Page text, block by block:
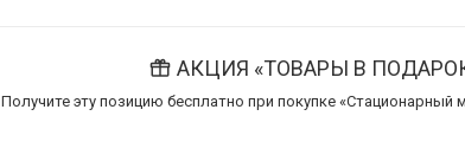
АКЦИЯ «ТОВАРЫ В
Получите эту позицию бесплатно при покупке